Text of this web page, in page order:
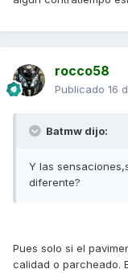
rocco58
Publicado 16
Batmw dijo:
Y las
diferente?
Pues solo si el
calidad o parcheado.